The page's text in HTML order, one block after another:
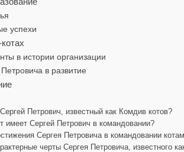
успехи
в истории организации
в развитие
Петрович, известный как Комдив котов?
имеет Сергей Петрович в командовании?
Сергея Петровича в командовании
черты Сергея Петровича, известного